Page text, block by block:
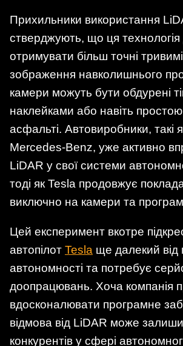
Прихильники використання
стверджують, що ця технологія
отримувати більш точні
зображення навколишнього
камери можуть бути обдурені
наклейками або навіть
асфальті. Автовиробники, такі
Mercedes-Benz, уже активно
LiDAR у свої системи
тоді як Tesla продовжує
виключно на камери та
Цей експеримент вкотре
автопілот Tesla ще далекий від
автономності та потребує
доопрацювань. Хоча компанія
вдосконалювати програмне
відмова від LiDAR може
конкурентів у сфері